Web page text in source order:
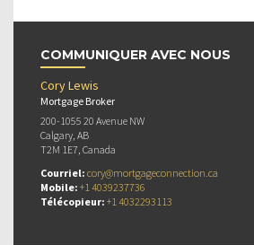
COMMUNIQUER AVEC NOUS
Cory Lewis
Mortgage Broker
200-1055 20 Avenue NW
Calgary, AB
T2M 1E7, Canada
Courriel: cory@mortgageconnection.ca
Mobile: +1 4039237736
Télécopieur: +1 4032293113